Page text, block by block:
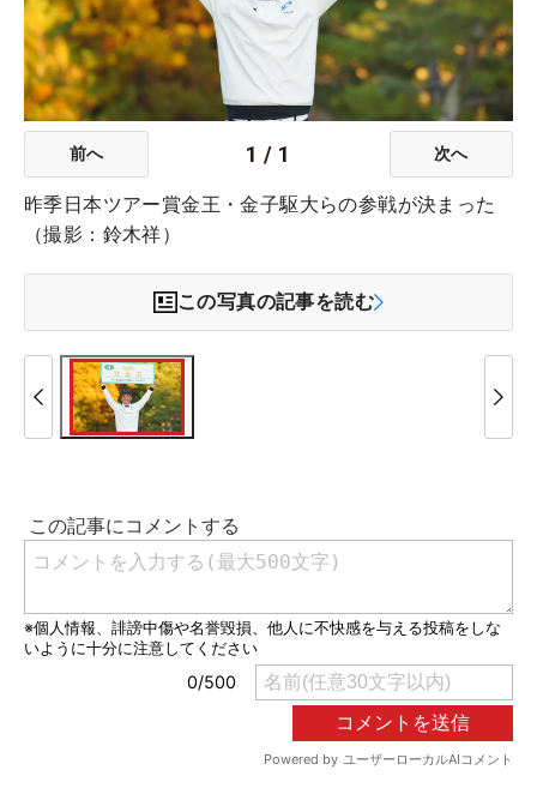
前へ 1 / 1 次へ
昨季日本ツアー賞金王・金子駆大らの参戦が決まった
（撮影：鈴木祥）
この写真の記事を読む